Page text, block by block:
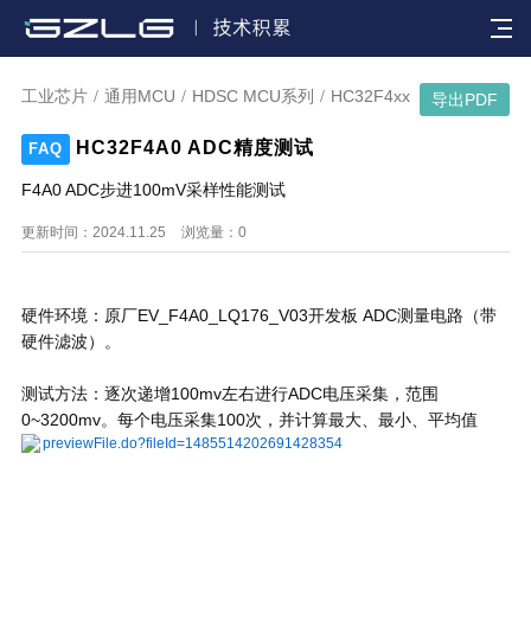

工业芯片 / 通用MCU / HDSC MCU系列 / HC32F4xx 导出PDF
FAQ HC32F4A0 ADC精度测试
F4A0 ADC步进100mV采样性能测试
更新时间：2024.11.25 浏览量： 0
硬件环境：原厂EV_F4A0_LQ176_V03开发板 ADC测量电路（带
硬件滤波）。
测试方法：逐次递增100mv左右进行ADC电压采集，范围
0~3200mv。每个电压采集100次，并计算最大、最小、平均值
previewFile.do?fileId=1485514202691428354